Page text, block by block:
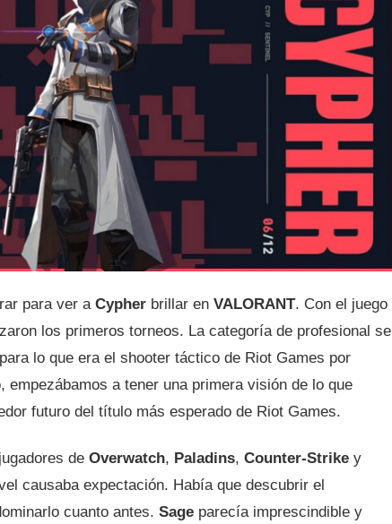
para ver a Cypher brillar en VALORANT. Con el juego
los primeros torneos. La categoría de profesional se
lo que era el shooter táctico de Riot Games por
empezábamos a tener una primera visión de lo que
futuro del título más esperado de Riot Games.
de Overwatch, Paladins, Counter-Strike y
causaba expectación. Había que descubrir el
cuanto antes. Sage parecía imprescindible y